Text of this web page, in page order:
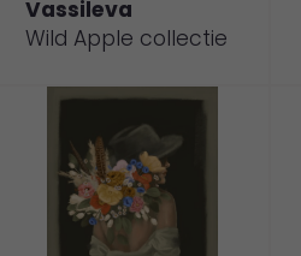
Vassileva
Wild Apple collectie